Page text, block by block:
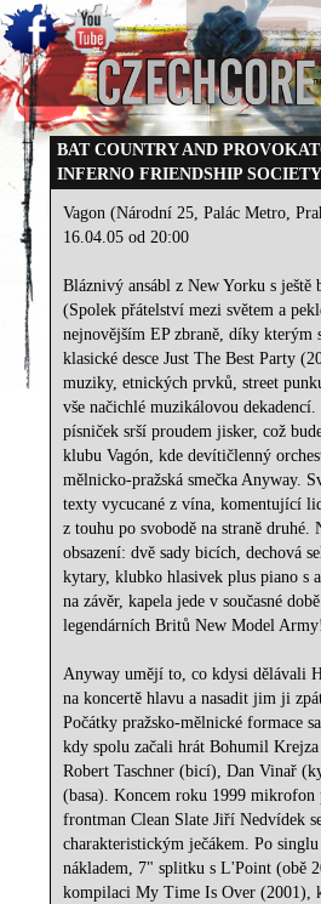
BAT COUNTRY AND
INFERNO FRIENDSHIP
Vagon (Národní 25, Palác Metro,
16.04.05 od 20:00
Bláznivý ansábl z New Yorku s ještě
(Spolek přátelství mezi světem a
nejnovějším EP zbraně, díky kterým
klasické desce Just The Best Party
muziky, etnických prvků, street
vše načichlé muzikálovou
písniček srší proudem jisker, což
klubu Vagón, kde devítičlenný
mělnicko-pražská smečka Anyway.
texty vycucané z vína, komentující
z touhu po svobodě na straně druhé.
obsazení: dvě sady bicích, dechová
kytary, klubko hlasivek plus piano s
na závěr, kapela jede v současné
legendárních Britů New Model Army!
Anyway umějí to, co kdysi dělávali
na koncertě hlavu a nasadit jim ji
Počátky pražsko-mělnické formace
kdy spolu začali hrát Bohumil
Robert Taschner (bicí), Dan Vinař
(basa). Koncem roku 1999 mikrofon
frontman Clean Slate Jiří Nedvídek
charakteristickým ječákem. Po
nákladem, 7" splitku s L'Point (obě
kompilaci My Time Is Over (2001),